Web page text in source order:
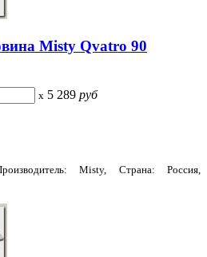
Misty Qvatro 90
x 5 289 руб
Misty, Страна: Россия,